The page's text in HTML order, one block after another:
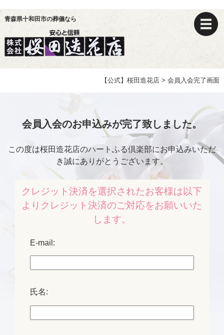
青森県十和田市の葬儀なら
【公式】桜田造花店 >会員入会完了画面
会員入会のお申込みが完了致しました。
この度は桜田造花店のハートふる倶楽部にお申込みいただ
き誠にありがとうございます。
クレジット決済を選択されたお客様は 以下
よりクレジット決済のご対応をお願いいた
します。
E-mail:
氏名: